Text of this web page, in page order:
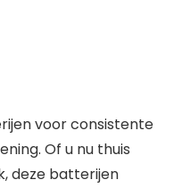
voor consistente
Of u nu thuis
deze batterijen